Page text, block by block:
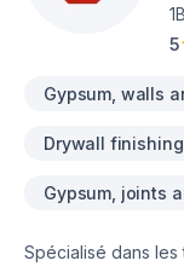
5
Gypsum, walls
Drywall finishing
Gypsum, joints
Spécialisé dans